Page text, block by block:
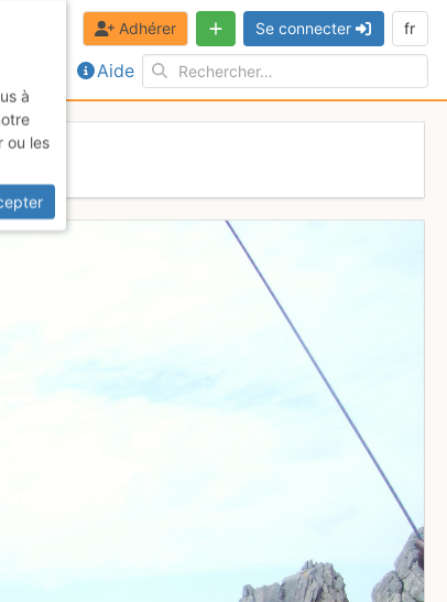
Aide
Adhérer Se connecter fr
à
ou les